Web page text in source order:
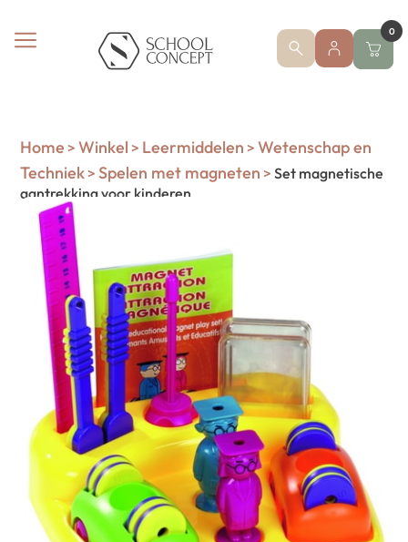
0
Home > Winkel > Leermiddelen > Wetenschap en
Techniek> Spelen met magneten > Set magnetische
aantrekking voor kinderen